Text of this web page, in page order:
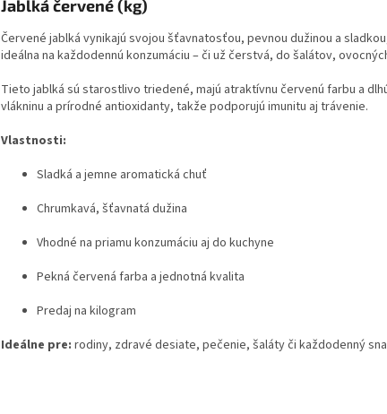
Jablká červené (kg)
Červené jablká vynikajú svojou šťavnatosťou, pevnou dužinou a
ideálna na každodennú konzumáciu – či už čerstvá, do šalátov,
Tieto jablká sú starostlivo triedené, majú atraktívnu červenú farbu a
vlákninu a prírodné antioxidanty, takže podporujú imunitu aj trávenie.
Vlastnosti:
Sladká a jemne aromatická chuť
Chrumkavá, šťavnatá dužina
Vhodné na priamu konzumáciu aj do kuchyne
Pekná červená farba a jednotná kvalita
Predaj na kilogram
Ideálne pre: rodiny, zdravé desiate, pečenie, šaláty či každodenný